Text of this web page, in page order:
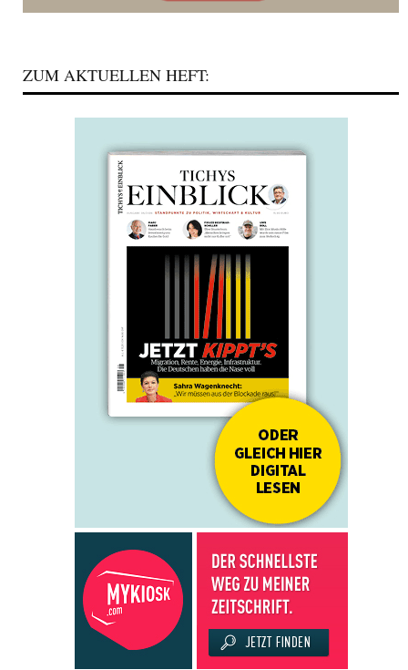
ZUM AKTUELLEN HEFT: